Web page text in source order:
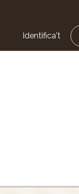
Identifica't